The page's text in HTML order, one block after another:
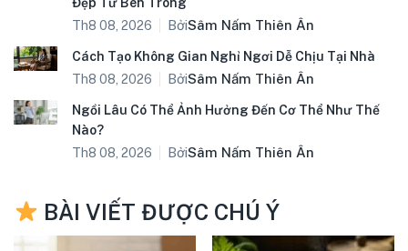
Đẹp Từ Bên Trong
Th8 08, 2026
BởiSâm Nấm Thiên Ân
Cách Tạo Không Gian Nghỉ Ngơi Dễ Chịu Tại Nhà
Th8 08, 2026
BởiSâm Nấm Thiên Ân
Ngồi Lâu Có Thể Ảnh Hưởng Đến Cơ Thể Như Thế
Nào?
Th8 08, 2026
BởiSâm Nấm Thiên Ân
BÀI VIẾT ĐƯỢC CHÚ Ý